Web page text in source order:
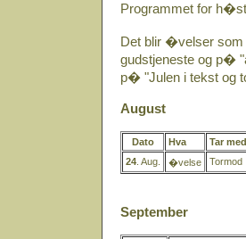
Programmet for
Det blir �velser som
gudstjeneste og p�
p� "Julen i tekst og
August
Dato Hva Tar
24 . Aug. �velse Tormod
September